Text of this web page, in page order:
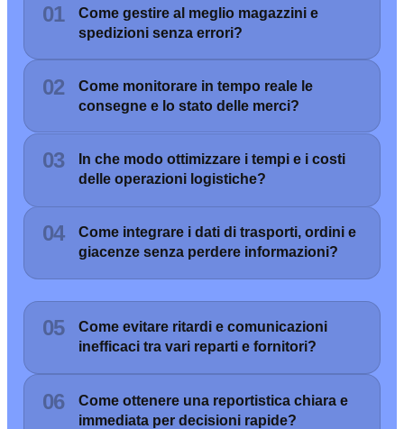
01
Come gestire al meglio magazzini e
spedizioni senza errori?
02
Come monitorare in tempo reale le
consegne e lo stato delle merci?
03
In che modo ottimizzare i tempi e i costi
delle operazioni logistiche?
04
Come integrare i dati di trasporti, ordini e
giacenze senza perdere informazioni?
05
Come evitare ritardi e comunicazioni
inefficaci tra vari reparti e fornitori?
06
Come ottenere una reportistica chiara e
immediata per decisioni rapide?